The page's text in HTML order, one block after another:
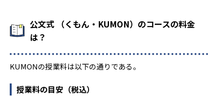
公文式 （くもん・KUMON）のコースの料金
は？
KUMONの授業料は以下の通りである。
授業料の目安（税込）